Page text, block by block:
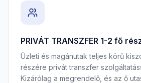
PRIVÁT TRANSZFER 1-2 fő
Üzleti és magánutak teljes körű
részére privát transzfer
Kizárólag a megrendelő, és az ő